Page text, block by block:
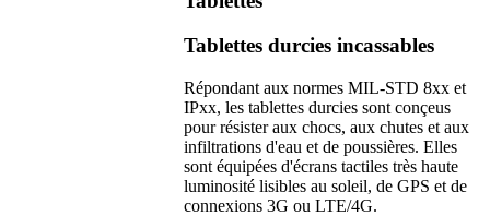
Tablettes durcies incassables
Répondant aux normes MIL-STD 8xx et
IPxx, les tablettes durcies sont conçeus
pour résister aux chocs, aux chutes et aux
infiltrations d'eau et de poussières. Elles
sont équipées d'écrans tactiles très haute
luminosité lisibles au soleil, de GPS et de
connexions 3G ou LTE/4G.